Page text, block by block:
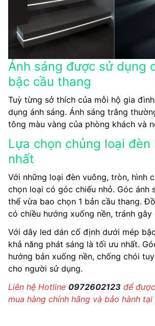
Ánh sáng được sử dụng
bậc cầu thang
Tuỳ từng sở thích của mỗi hộ gia
dụng ánh sáng. Ánh sáng trắng
tông màu vàng của phòng khách và
Lựa chọn chủng loại đèn
nhất
Với những loại đèn vuông, tròn, hình
chọn loại có góc chiếu nhỏ. Góc ánh
thể vừa bao chọn 1 bản cầu thang.
có chiều hướng xuống nền, tránh gây
Với dây led dán cố định dưới mép
khả năng phát sáng là tối ưu nhất.
hướng bản xuống nền, chống chói
cho người sử dụng.
Liên hệ Hotline 0972602123 để
mua hàng chính hãng và bảo hành tại